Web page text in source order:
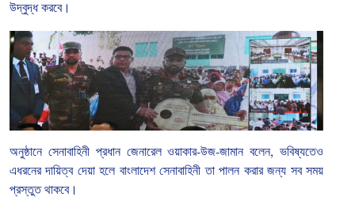
উদ্বুদ্ধ করবে।
অনুষ্ঠানে সেনাবাহিনী প্রধান জেনারেল ওয়াকার-উজ-জামান বলেন,ভবিষ্যতেও
এধরনের দায়িত্ব দেয়া হলে বাংলাদেশ সেনাবাহিনী তা পালন করার জন্য সব সময়
প্রস্তুত থাকবে।